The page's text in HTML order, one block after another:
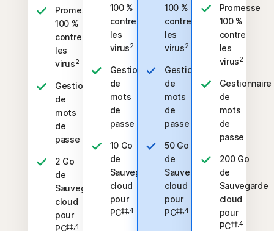
Promesse
100 %
contre
les
virus2
Gestionnaire
de
mots
de
passe
2 Go
de
Sauvegarde
cloud
pour
PC‡‡,4
100 %
contre
les
virus2
Gestionnaire
de
mots
de
passe
10 Go
de
Sauvegarde
cloud
pour
PC‡‡,4
100 %
contre
les
virus2
Gestionnaire
de
mots
de
passe
50 Go
de
Sauvegarde
cloud
pour
PC‡‡,4
Promesse
100 %
contre
les
virus2
Gestionnaire
de
mots
de
passe
200 Go
de
Sauvegarde
cloud
pour
PC‡‡,4